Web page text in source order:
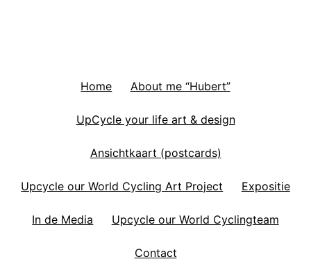
Home About me “Hubert”
UpCycle your life art & design
Ansichtkaart (postcards)
Upcycle our World Cycling Art Project Expositie
In de Media Upcycle our World Cyclingteam
Contact